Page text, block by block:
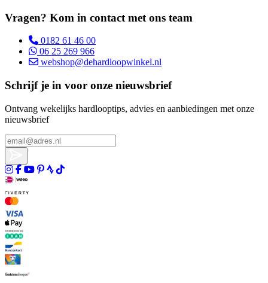
Vragen? Kom in contact met ons team
0182 61 46 00
06 25 269 966
webshop@dehardloopwinkel.nl
Schrijf je in voor onze nieuwsbrief
Ontvang wekelijks hardlooptips, advies en aanbiedingen met onze
nieuwsbrief